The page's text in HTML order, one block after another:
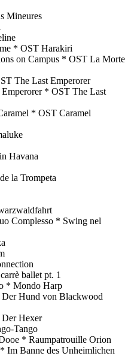
Mineures
* OST Harakiri
on Campus * OST La Morte
The Last Emperorer
* OST The Last
* OST Caramel
Havana
la Trompeta
Complesso * Swing nel
ballet pt. 1
* Mondo Harp
Hund von Blackwood
Hexer
Tango
* Raumpatrouille Orion
Im Banne des Unheimlichen